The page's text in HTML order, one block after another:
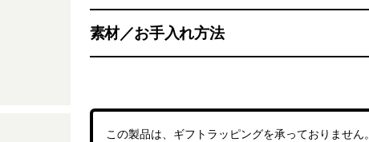
素材／お手入れ方法
この製品は、ギフトラッピングを承っておりません。